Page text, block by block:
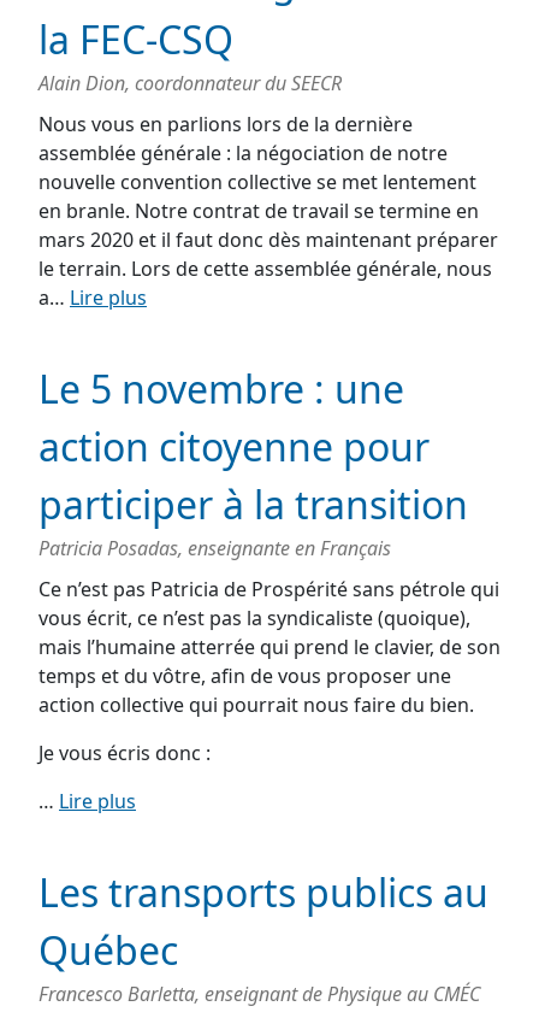
la FEC-CSQ
Alain Dion, coordonnateur du SEECR
Nous vous en parlions lors de la dernière
assemblée générale : la négociation de notre
nouvelle convention collective se met lentement
en branle. Notre contrat de travail se termine en
mars 2020 et il faut donc dès maintenant préparer
le terrain. Lors de cette assemblée générale, nous
a… Lire plus
Le 5 novembre : une
action citoyenne pour
participer à la transition
Patricia Posadas, enseignante en Français
Ce n’est pas Patricia de Prospérité sans pétrole qui
vous écrit, ce n’est pas la syndicaliste (quoique),
mais l’humaine atterrée qui prend le clavier, de son
temps et du vôtre, afin de vous proposer une
action collective qui pourrait nous faire du bien.
Je vous écris donc :
… Lire plus
Les transports publics au
Québec
Francesco Barletta, enseignant de Physique au CMÉC